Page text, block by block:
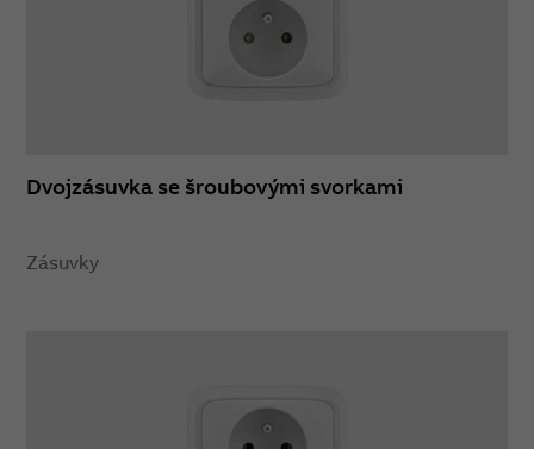
Dvojzásuvka se šroubovými svorkami
Zásuvky